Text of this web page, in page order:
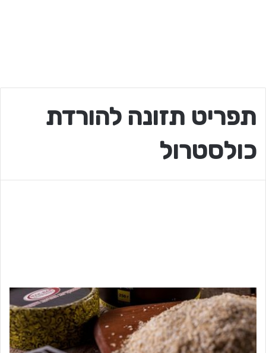
תפריט תזונה להורדת
כולסטרול